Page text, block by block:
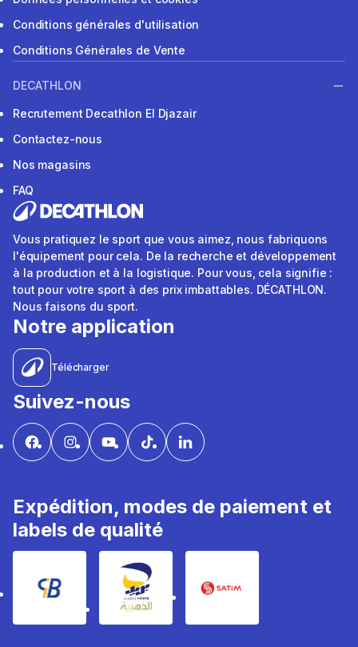
Conditions générales d'utilisation
Conditions Générales de Vente
DECATHLON
Recrutement Decathlon El Djazair
Contactez-nous
Nos magasins
FAQ
Vous pratiquez le sport que vous aimez, nous fabriquons
l'équipement pour cela. De la recherche et développement
à la production et à la logistique. Pour vous, cela signifie :
tout pour votre sport à des prix imbattables. DÉCATHLON.
Nous faisons du sport.
Notre application
Télécharger
Suivez-nous
Expédition, modes de paiement et
labels de qualité